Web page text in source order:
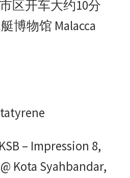
区开车大约10分
博物馆 Malacca
– Impression 8,
Kota Syahbandar,